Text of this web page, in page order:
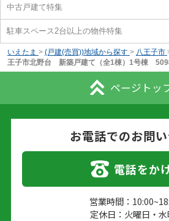
中古戸建て特集
駐車スペース2台以上の物件特集
いえたま > (戸建(売買))地域から探す > 八王子市
王子市北野台 新築戸建て（全1棟）1号棟
ページトッ
お電話でのお問
電話をか
営業時間：
定休日：火曜日・